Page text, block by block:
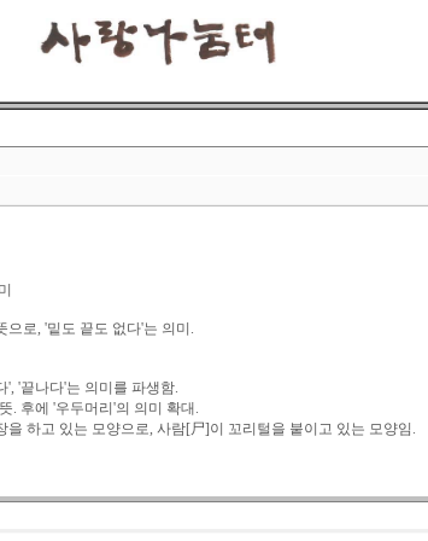
으로, '밑도 끝도 없다'는 의미.
'끝나다'는 의미를 파생함.
. 후에 '우두머리'의 의미 확대.
하고 있는 모양으로, 사람[尸]이 꼬리털을 붙이고 있는 모양임.